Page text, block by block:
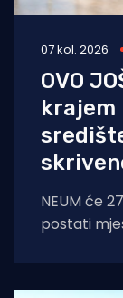
07 kol. 2026
OVO
krajem
NEUM će
postati